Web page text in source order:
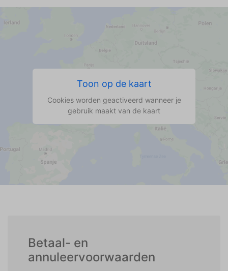
Toon op de kaart
Cookies worden geactiveerd wanneer je
gebruik maakt van de kaart
Betaal- en
annuleervoorwaarden